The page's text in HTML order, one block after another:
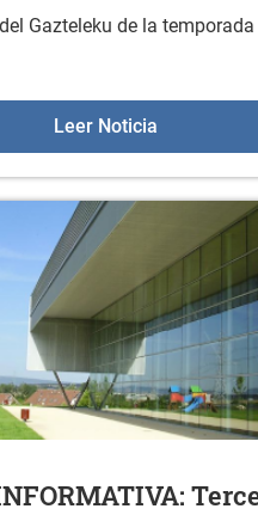
Gazteleku de la
Leer NoticiaGazteleku: